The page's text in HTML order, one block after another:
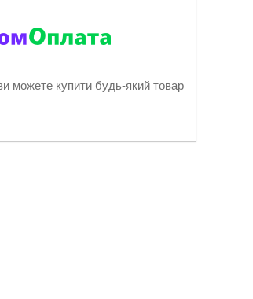
можете купити будь-який товар